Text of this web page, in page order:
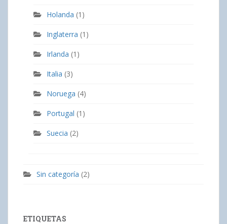
Holanda (1)
Inglaterra (1)
Irlanda (1)
Italia (3)
Noruega (4)
Portugal (1)
Suecia (2)
Sin categoría (2)
ETIQUETAS